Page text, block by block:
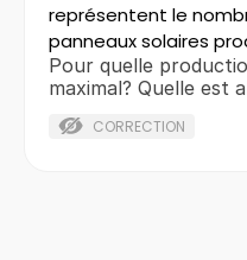
représentent le
panneaux solaires
Pour quelle
maximal? Quelle est
CORRECTION